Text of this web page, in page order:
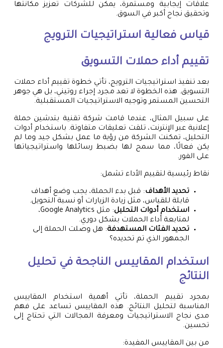
علاقات إيجابية ومستمرة، يمكن للشركات تعزيز مكانتها
وتحقيق نجاح أكبر في السوق.
قياس فعالية استراتيجيات الترويج
تقييم أداء حملات التسويق
بعد تنفيذ استراتيجيات الترويج، تأتي خطوة تقييم أداء حملات
التسويق. هذه الخطوة لا تعد مجرد إجراء روتيني، بل هي جوهر
التحسين المستمر وتوجيه الاستراتيجيات المستقبلية.
على سبيل المثال، عندما قامت شركة تقنية بتدشين حملة
إعلانية عبر الإنترنت، تلقت تعليقات متفاوتة. باستخدام أدوات
التحليل، تمكنت الشركة من رؤية ما عمل بشكل جيد وما لم
يكن فعالًا، مما سمح لها بضبط رسائلها واستراتيجياتها
على الفور.
نقاط رئيسية لتقييم الأداء تشمل:
تحديد الأهداف: قبل بدء الحملة، يجب وضع أهداف
قابلة للقياس، مثل زيادة الزيارات أو نسبة التحويل.
استخدام أدوات التحليل
: مثل Google Analytics،
لمتابعة أداء الحملات بشكل دوري.
تحديد الفئات المستهدفة: هل وصلت الحملة إلى
الجمهور الذي تم تحديده؟
استخدام المقاييس الناجحة في تحليل
النتائج
بمجرد تقييم الحملة، تأتي أهمية استخدام المقاييس
المناسبة لتحليل النتائج. هذه المقاييس تساعد على فهم
مدى نجاح الاستراتيجيات ومعرفة المجالات التي تحتاج إلى
تحسين.
من بين المقاييس المفيدة: